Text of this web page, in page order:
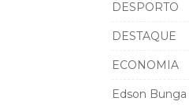
DESPORTO
DESTAQUE
ECONOMIA
Edson Bunga